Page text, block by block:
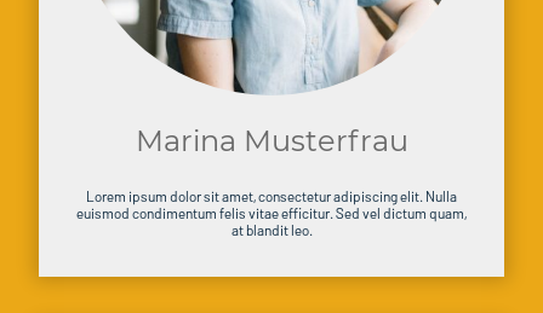
Marina Musterfrau
Lorem ipsum dolor sit amet, consectetur adipiscing elit. Nulla
euismod condimentum felis vitae efficitur. Sed vel dictum quam,
at blandit leo.